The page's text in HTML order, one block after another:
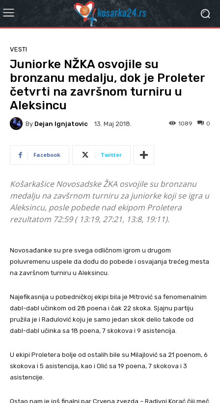
VESTI
Juniorke NŽKA osvojile su
bronzanu medalju, dok je Proleter
četvrti na završnom turniru u
Aleksincu
By Dejan Ignjatovic 13. Мај 2018. 0
1089
Facebook Twitter
Košarkašice Novosadske ŽKA osvojile su bronzanu
medalju na zavšrnom turniru za juniorke koji se igra u
Aleksincu, posle pobede nad ekipom Proletera
rezultatom 72:59 ( 13:19, 27:21, 13:8, 19:11).
Novosađanke su pre svega odličnom igrom u drugom
poluvremenu uspele da dođu do pobede i osvajanja trećeg mesta
na završnom turniru u Aleksincu.
Najefikasnija u pobedničkoj ekipi bila je Mitrović sa fenomenalnim
dabl-dabl učinkom od 28 poena i čak 22 skoka. Sjajnu partiju
pružila je i Radulović koju je samo jedan skok delio takođe od
dabl-dabl učinka sa 18 poena, 7 skokova i 9 asistencija.
U ekipi Proletera bolje od ostalih bile su Milajlović sa 21 poenom, 6
skokova i 5 asistencija, kao i Olić sa 19 poena, 7 skokova i 3
asistencije.
Ostao nam je još finalni par Crvena zvezda – Radivoj Korać čiji meč